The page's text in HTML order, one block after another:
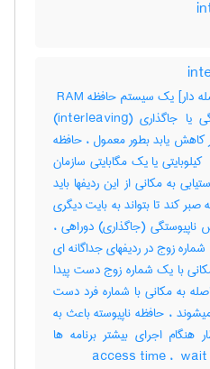
[حافظه ناپیوسته ، حافظه فاصله دار] یک سیستم حافظه ‎ RAM
که در آن از تکنیک ناپیوستگی یا جاگذاری (‎interleaving)
کاهش یابد بطور معمول ، حافظه
در ردیفهایی از تراشه های ‎ 256 کیلوبایتی یا یک مگابایتی سازمان
به مکانی از این ردیفها باید
کند تا بتواند به بایت دیگری
(جاگذاری) دوراهی ،
شماره زوج در ردیفهای جداگانه ای
مکانی با یک شماره زوج دست پیدا
به مکانی با شماره فرد دست
، حافظه ناپیوسته باعث به
هنگام اجرای بیشتر برنامه ها